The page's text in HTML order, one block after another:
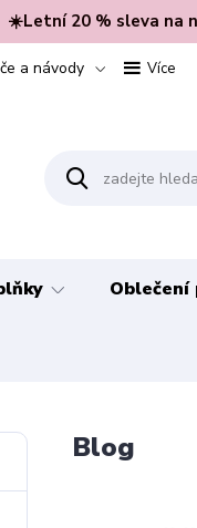
☀️Letní 20 % sleva na
a návody Více
Oblečení
Blog